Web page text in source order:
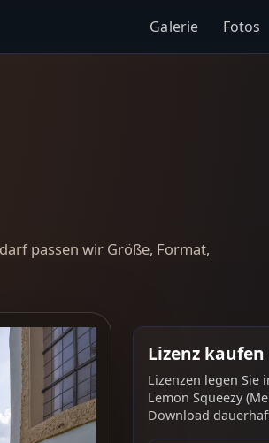
Galerie Fotos
passen wir Größe, Format,
Lizenz kaufen
Lizenzen legen Sie
Lemon Squeezy
Download